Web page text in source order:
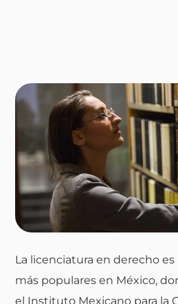
La licenciatura en derecho es
más populares en México,
el Instituto Mexicano para la